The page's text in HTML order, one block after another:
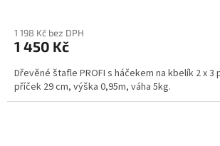
1 198 Kč bez DPH
1 450 Kč
Dřevěné štafle PROFI s háčekem na kbelík 2 x
příček 29 cm, výška 0,95m, váha 5kg.